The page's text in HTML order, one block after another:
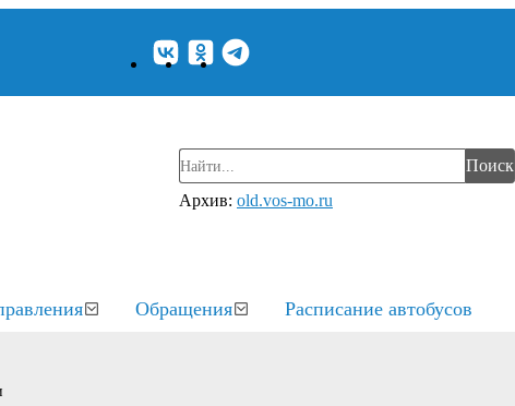
Поиск
Архив: old.vos-mo.ru
Обращения Расписание автобусов